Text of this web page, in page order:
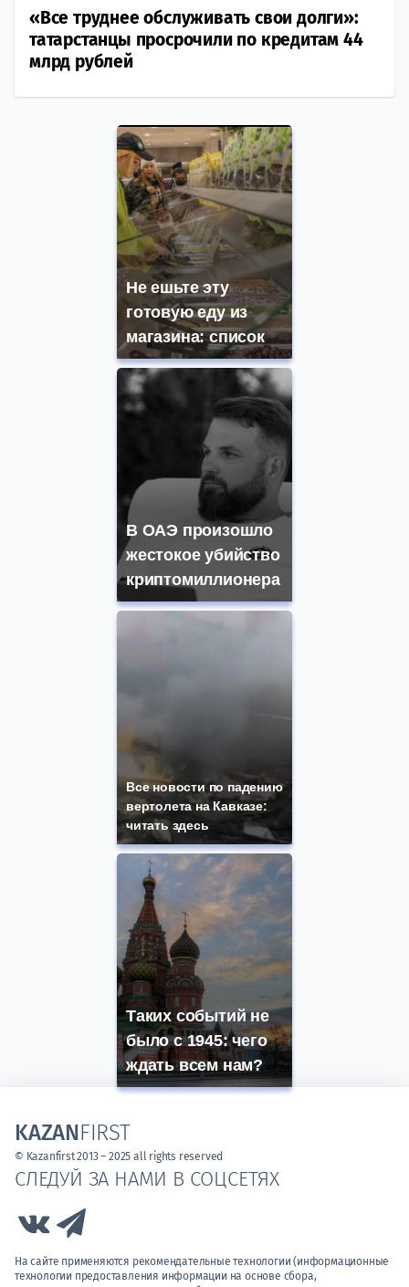
«Все труднее обслуживать свои долги»:
татарстанцы просрочили по кредитам 44
млрд рублей
Не ешьте эту
готовую еду из
магазина: список
В ОАЭ произошло
жестокое убийство
криптомиллионера
Все новости по падению
вертолета на Кавказе:
читать здесь
Таких событий не
было с 1945: чего
ждать всем нам?
СЛЕДУЙ ЗА НАМИ В СОЦСЕТЯХ
Link to Vk
На сайте применяются рекомендательные технологии (информационные
технологии предоставления информации на основе сбора,
KAZANFIRST
© Kazanfirst 2013 – 2025 all rights reserved